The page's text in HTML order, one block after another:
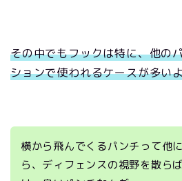
その中でもフックは特に、他の
ションで使われるケースが多い
横から飛んでくるパンチって他
ら、ディフェンスの視野を散ら